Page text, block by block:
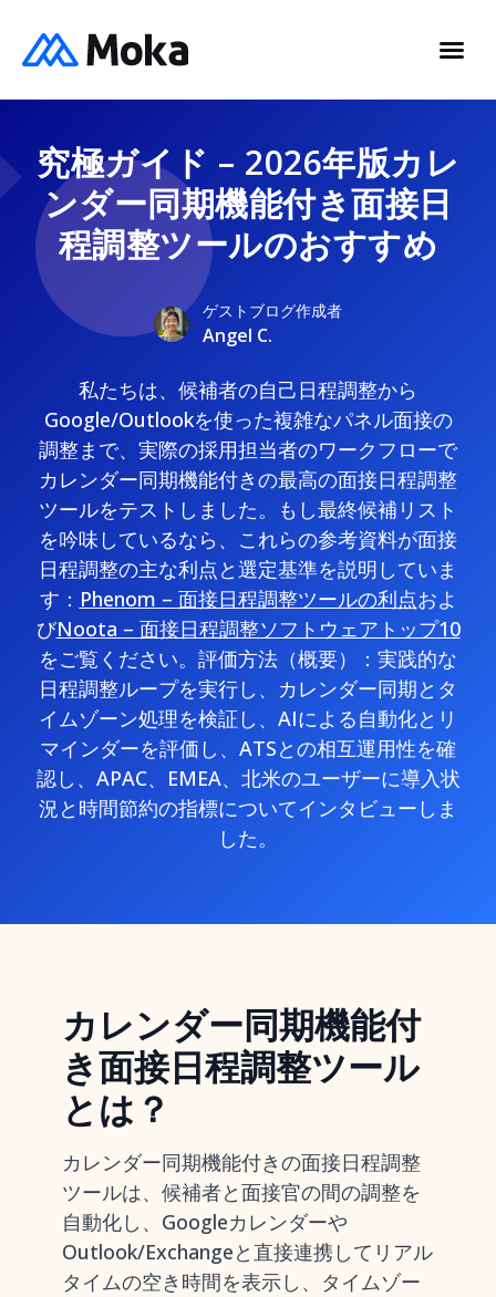
究極ガイド – 2026年版カレ
ンダー同期機能付き面接日
程調整ツールのおすすめ
ゲストブログ作成者
Angel C.
私たちは、候補者の自己日程調整から
Google/Outlookを使った複雑なパネル面接の
調整まで、実際の採用担当者のワークフローで
カレンダー同期機能付きの最高の面接日程調整
ツールをテストしました。もし最終候補リスト
を吟味しているなら、これらの参考資料が面接
日程調整の主な利点と選定基準を説明していま
す： Phenom – 面接日程調整ツールの利点およ
びNoota – 面接日程調整ソフトウェアトップ10
をご覧ください。評価方法（概要）：実践的な
日程調整ループを実行し、カレンダー同期とタ
イムゾーン処理を検証し、AIによる自動化とリ
マインダーを評価し、ATSとの相互運用性を確
認し、APAC、EMEA、北米のユーザーに導入状
況と時間節約の指標についてインタビューしま
した。
カレンダー同期機能付
き面接日程調整ツール
とは？
カレンダー同期機能付きの面接日程調整
ツールは、候補者と面接官の間の調整を
自動化し、Googleカレンダーや
Outlook/Exchangeと直接連携してリアル
タイムの空き時間を表示し、タイムゾー